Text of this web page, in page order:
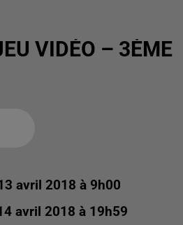
VIDÉO – 3ÈME
avril 2018 à 9h00
avril 2018 à 19h59